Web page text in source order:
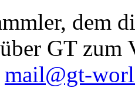
dem
GT zum
mail@gt-